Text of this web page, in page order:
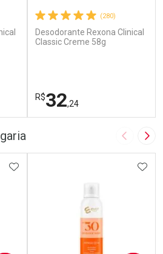
(280)
Desodorante Rexona Clinical
Classic Creme 58g
R$32,24
Imagem
ADICIONAR AOS FAVORITOS